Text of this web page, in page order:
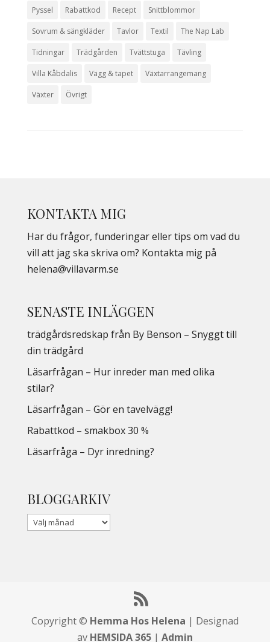
Pyssel Rabattkod Recept Snittblommor
Sovrum & sängkläder Tavlor Textil The Nap Lab
Tidningar Trädgården Tvättstuga Tävling
Villa Kåbdalis Vägg & tapet Växtarrangemang
Växter Övrigt
KONTAKTA MIG
Har du frågor, funderingar eller tips om vad du
vill att jag ska skriva om? Kontakta mig på
helena@villavarm.se
SENASTE INLÄGGEN
trädgårdsredskap från By Benson – Snyggt till
din trädgård
Läsarfrågan – Hur inreder man med olika
stilar?
Läsarfrågan – Gör en tavelvägg!
Rabattkod – smakbox 30 %
Läsarfråga – Dyr inredning?
BLOGGARKIV
Copyright © Hemma Hos Helena | Designad
av HEMSIDA 365| Admin